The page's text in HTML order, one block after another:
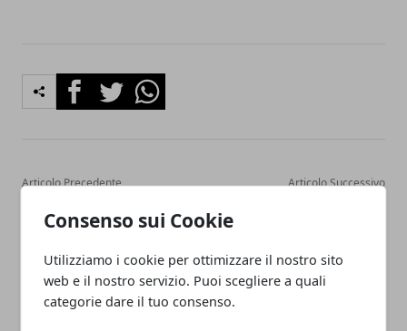
Consenso sui Cookie
Utilizziamo i cookie per ottimizzare il nostro sito
web e il nostro servizio. Puoi scegliere a quali
categorie dare il tuo consenso.
FacebookTwitterWhatsapp
Articolo Precedente
definirlo alla perfezione
Articolo Successivo